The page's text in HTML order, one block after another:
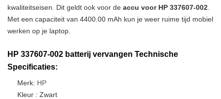
kwaliteitseisen. Dit geldt ook voor de accu voor HP 337607-002
Met een capaciteit van 4400.00 mAh kun je weer ruime tijd mobiel
werken op je laptop.
HP 337607-002 batterij vervangen Technische
Specificaties:
Merk: HP
Kleur : Zwart